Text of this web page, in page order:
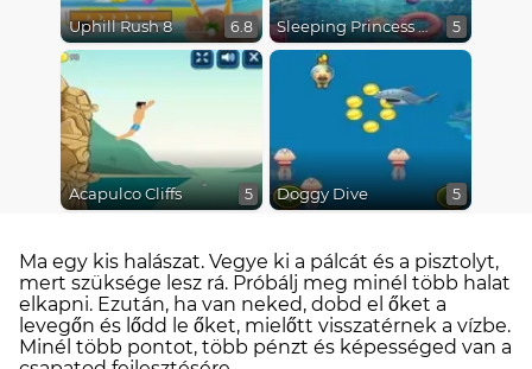
Uphill Rush 8 6.8 Sleeping Princess Swimming Pool 5
Acapulco Cliffs 5 Doggy Dive 5
Ma egy kis halászat. Vegye ki a pálcát és a pisztolyt,
mert szüksége lesz rá. Próbálj meg minél több halat
elkapni. Ezután, ha van neked, dobd el őket a
levegőn és lődd le őket, mielőtt visszatérnek a vízbe.
Minél több pontot, több pénzt és képességed van a